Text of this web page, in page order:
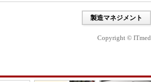
製造マネジメント
Copyright ©